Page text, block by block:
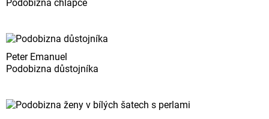
Podobizna chlapce
Peter Emanuel
Podobizna důstojníka